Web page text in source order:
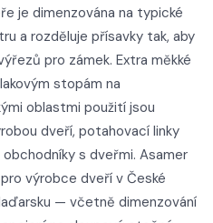
je dimenzována na typické
a rozděluje přísavky tak, aby
pro zámek. Extra měkké
stopám na
oblastmi použití jsou
dveří, potahovací linky
s dveřmi. Asamer
výrobce dveří v České
— včetně dimenzování